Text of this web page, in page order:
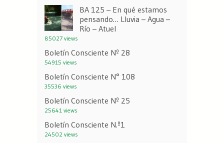
BA 125 – En qué estamos
pensando… Lluvia – Agua –
Río – Atuel
85027 views
Boletín Consciente Nº 28
54915 views
Boletín Consciente N° 108
35536 views
Boletín Consciente Nº 25
25641 views
Boletín Consciente N.º1
24502 views